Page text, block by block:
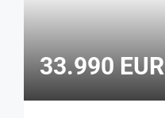
33.990 EUR